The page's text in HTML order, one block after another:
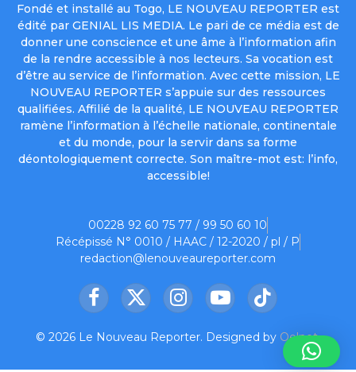
Fondé et installé au Togo, LE NOUVEAU REPORTER est
édité par GENIAL LIS MEDIA. Le pari de ce média est de
donner une conscience et une âme à l’information afin
de la rendre accessible à nos lecteurs. Sa vocation est
d’être au service de l’information. Avec cette mission, LE
NOUVEAU REPORTER s’appuie sur des ressources
qualifiées. Affilié de la qualité, LE NOUVEAU REPORTER
ramène l’information à l’échelle nationale, continentale
et du monde, pour la servir dans sa forme
déontologiquement correcte. Son maître-mot est: l’info,
accessible!
00228 92 60 75 77 / 99 50 60 10
Récépissé N° 0010 / HAAC / 12-2020 / pl / P
redaction@lenouveaureporter.com
Facebook
X
InstagramYouTubeTikTok
© 2026 Le Nouveau Reporter. Designed by Oelnet.